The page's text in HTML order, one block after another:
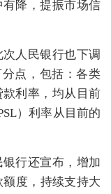
降，提振市场信
人民银行也下调
点，包括：各类
利率，均从目前
）利率从目前的
行还宣布，增加
度，持续支持大